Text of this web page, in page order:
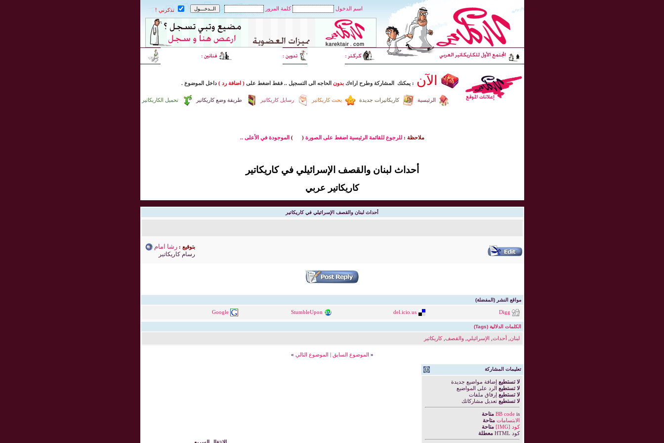
اسم الدخول كلمة المرور تذكرني !
الآن : يمكنك المشاركة وطرح اراءك بدون الحاجه الى التسجيل .. فقط اضغط على ( اضافة رد ) داخل الموضوع .
تحميل الكاريكاتير طريقة وضع كاريكاتير رسايل كاريكاتير بحث كاريكاتير كاريكاتيرات جديدة الرئيسية
ملاحظة : للرجوع للقائمة الرئيسية اضغط على الصورة(
) الموجودة في الأعلى ..
أحداث لبنان والقصف الإسرائيلي في كاريكاتير
كاريكاتير عربي
أحداث لبنان والقصف الإسرائيلي في كاريكاتير
بتوقيع :رشا امام
رسام كاريكاتير
مواقع النشر (المفضلة)
Digg
del.icio.us
StumbleUpon
Google
الكلمات الدلالية (Tags)
لبنان ,أحداث الإسرائيلي ,والقصف ,كاريكاتير
« الموضوع السابق | الموضوع التالي »
تعليمات المشاركة
لا تستطيع إضافة مواضيع جديدة
لا تستطيع الرد على المواضيع
لا تستطيع إرفاق ملفات
لا تستطيع تعديل مشاركاتك
BB codeis
متاحة
الابتسامات متاحة
كود [IMG]
متاحة
كود HTML
معطلة